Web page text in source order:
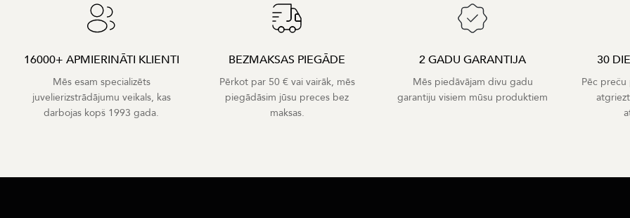
16000+ APMIERINĀTI KLIENTI
Mēs esam specializēts
juvelierizstrādājumu veikals, kas
darbojas kopš 1993 gada.
BEZMAKSAS PIEGĀDE
Pērkot par 50 € vai vairāk, mēs
piegādāsim jūsu preces bez
maksas.
2 GADU GARANTIJA
Mēs piedāvājam divu gadu
garantiju visiem mūsu produktiem
30
Pēc preču